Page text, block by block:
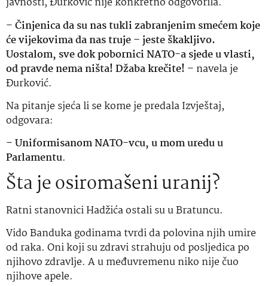
–Činjenica da su nas tukli zabranjenim smećem koje
će vijekovima da nas truje – jeste škakljivo.
Uostalom, sve dok pobornici NATO-a sjede u vlasti,
od pravde nema ništa! Džaba krečite! – navela je
Đurković.
Na pitanje sjeća li se kome je predala Izvještaj,
odgovara:
–Uniformisanom NATO-vcu, u mom uredu u
Parlamentu.
Šta je osiromašeni uranij?
Ratni stanovnici Hadžića ostali su u Bratuncu.
Vido Banduka godinama tvrdi da polovina njih umire
od raka. Oni koji su zdravi strahuju od posljedica po
njihovo zdravlje. A u međuvremenu niko nije čuo
njihove apele.